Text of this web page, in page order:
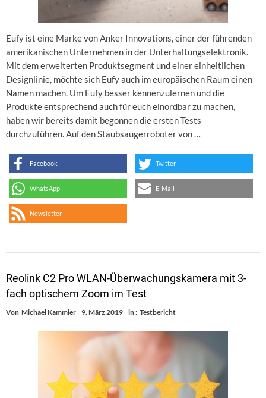
Eufy ist eine Marke von Anker Innovations, einer der führenden
amerikanischen Unternehmen in der Unterhaltungselektronik.
Mit dem erweiterten Produktsegment und einer einheitlichen
Designlinie, möchte sich Eufy auch im europäischen Raum einen
Namen machen. Um Eufy besser kennenzulernen und die
Produkte entsprechend auch für euch einordbar zu machen,
haben wir bereits damit begonnen die ersten Tests
durchzuführen. Auf den Staubsaugerroboter von …
Facebook Twitter
WhatsApp E-Mail
Newsletter
Reolink C2 Pro WLAN-Überwachungskamera mit 3-
fach optischem Zoom im Test
Von Michael Kammler 9. März 2019 in : Testbericht